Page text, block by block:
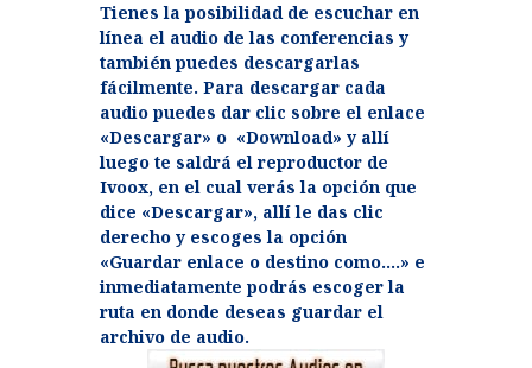
Tienes la posibilidad de escuchar en
línea el audio de las conferencias y
también puedes descargarlas
fácilmente. Para descargar cada
audio puedes dar clic sobre el enlace
«Descargar» o «Download» y allí
luego te saldrá el reproductor de
Ivoox, en el cual verás la opción que
dice «Descargar», allí le das clic
derecho y escoges la opción
«Guardar enlace o destino como….» e
inmediatamente podrás escoger la
ruta en donde deseas guardar el
archivo de audio.